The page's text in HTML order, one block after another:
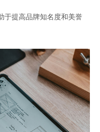
于提高品牌知名度和美誉